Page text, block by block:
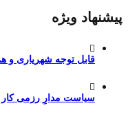
پیشنهاد ویژه
قابل توجه شهریاری و
سیاست مدارِ رزمی کار